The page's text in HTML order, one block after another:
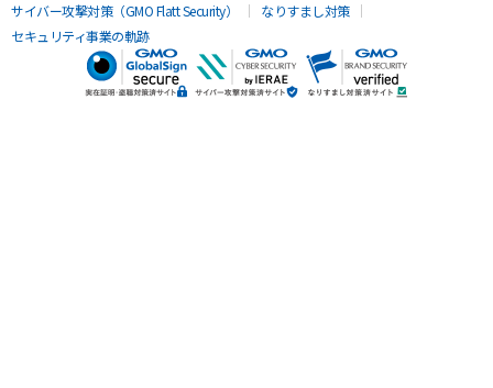
サイバー攻撃対策（GMO Flatt Security）
なりすまし対策
セキュリティ事業の軌跡